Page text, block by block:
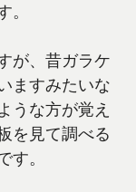
が、昔ガラケ
ますみたいな
うな方が覚え
を見て調べる
。